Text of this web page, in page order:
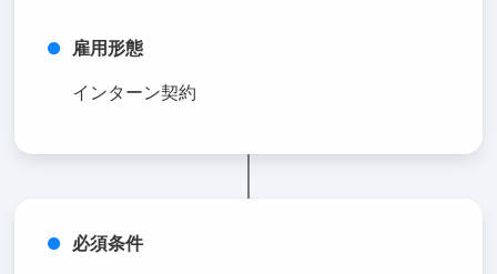
雇用形態
インターン契約
必須条件